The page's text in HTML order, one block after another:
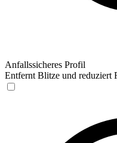
Anfallssicheres Profil
Entfernt Blitze und reduziert